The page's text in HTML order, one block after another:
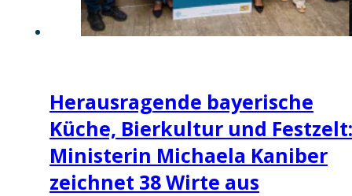
Herausragende bayerische
Küche, Bierkultur und Festzelt:
Ministerin Michaela Kaniber
zeichnet 38 Wirte aus